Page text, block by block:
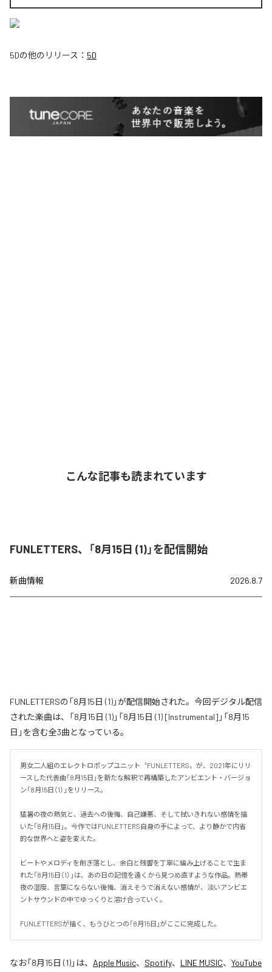
5Dの他のリリース： 5D
こんな記事も読まれています
FUNLETTERS、「8月15日 (1)」を配信開始
新曲情報 2026.8.7
FUNLETTERSの「8月15日 (1)」が配信開始された。今回デジタル配信
された楽曲は、「8月15日 (1)」「8月15日 (1) [Instrumental]」「8月15
日」を含む全3曲となっている。
男女二人組のエレクトロポップユニット〝FUNLETTERS〟が、2021年にリリ
ースした代表曲「8月15日」を新たな解釈で再構築したアンビエント・バージョ
ン「8月15日（1）」をリリース。
猛暑の夜の熱気と、過去への後悔、自己嫌悪、そして拭いきれない感情を描
いた「8月15日」。今作ではFUNLETTERS自身の手によって、より静かで内省
的な世界へと姿を変えた。
ビートやメロディを削ぎ落とし、余白と残響を丁寧に編み上げることで生ま
れた「8月15日（1）」は、あの日の記憶を遠くから見つめ直すような作品。熱帯
夜の湿度、言葉にならない後悔、消えそうで消えない感情が、淡いアンビエ
ントサウンドの中でゆっくりと溶け合っていく。
FUNLETTERSが描く、もうひとつの「8月15日」がここに完成した。
なお「8月15日 (1)」は、 Apple Music、 Spotify、 LINE MUSIC、 YouTube